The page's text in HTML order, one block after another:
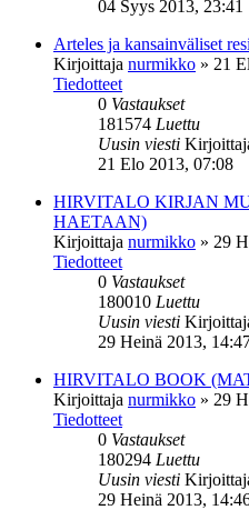
04 Syys 2013, 23:41
Arteles ja kansainväliset
Kirjoittaja nurmikko » 21
Tiedotteet
0 Vastaukset
181574 Luettu
Uusin viesti
21 Elo 2013, 07:08
HIRVITALO KIRJAN
HAETAAN)
Kirjoittaja nurmikko » 29
Tiedotteet
0 Vastaukset
180010 Luettu
Uusin viesti
29 Heinä 2013,
HIRVITALO BOOK
Kirjoittaja nurmikko » 29
Tiedotteet
0 Vastaukset
180294 Luettu
Uusin viesti
29 Heinä 2013,